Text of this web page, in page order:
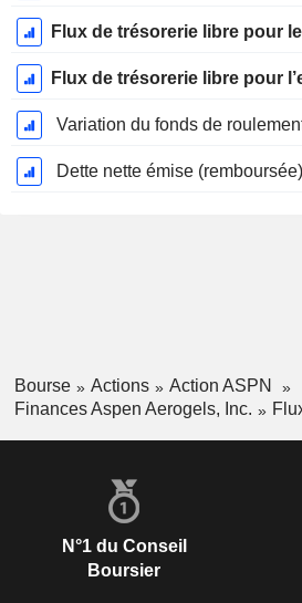
Variation du fonds de
Dette nette émise (remboursée)
Bourse Actions
Action ASPN
Finances Aspen Aerogels, Inc.
N°1 du Conseil
Boursier